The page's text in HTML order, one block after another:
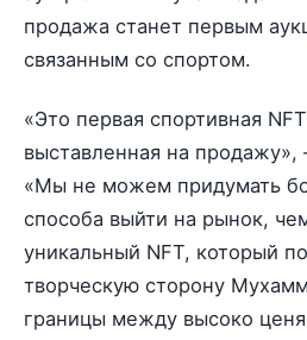
продажа станет первым
связанным со спортом.
«Это первая спортивная
выставленная на продажу»,
«Мы не можем придумать
способа выйти на рынок,
уникальный NFT, который
творческую сторону
границы между высоко